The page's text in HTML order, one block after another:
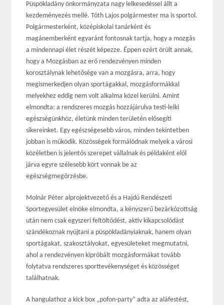
Püspökladány önkormányzata nagy lelkesedéssel állt a
kezdeményezés mellé. Tóth Lajos polgármester ma is sportol.
Polgármesterként, középiskolai tanárként és
magánemberként egyaránt fontosnak tartja, hogy a mozgás
a mindennapi élet részét képezze. Éppen ezért örült annak,
hogy a Mozgásban az erő rendezvényen minden
korosztálynak lehetősége van a mozgásra, arra, hogy
megismerkedjen olyan sportágakkal, mozgásformákkal
melyekhez eddig nem volt alkalma közel kerülni. Amint
elmondta: a rendszeres mozgás hozzájárulva testi-lelki
egészségünkhöz, életünk minden területén elősegíti
sikereinket. Egy egészségesebb város, minden tekintetben
jobban is működik. Közösségek formálódnak melyek a városi
közéletben is jelentős szerepet vállalnak és példaként elől
járva egyre szélesebb kört vonnak be az
egészségmegőrzésbe.
Molnár Péter alprojektvezető és a Hajdú Rendészeti
Sportegyesület elnöke elmondta, a kényszerű bezárkózottság
után nem csak egyszeri feltöltődést, aktív kikapcsolódást
szándékoznak nyújtani a püspökladányiaknak, hanem olyan
sportágakat, szakosztályokat, egyesületeket megmutatni,
ahol a rendezvényen kipróbált mozgásformákat tovább
folytatva rendszeres sporttevékenységet és közösséget
találhatnak.
A hangulathoz a kick box „pofon-party” adta az aláfestést,